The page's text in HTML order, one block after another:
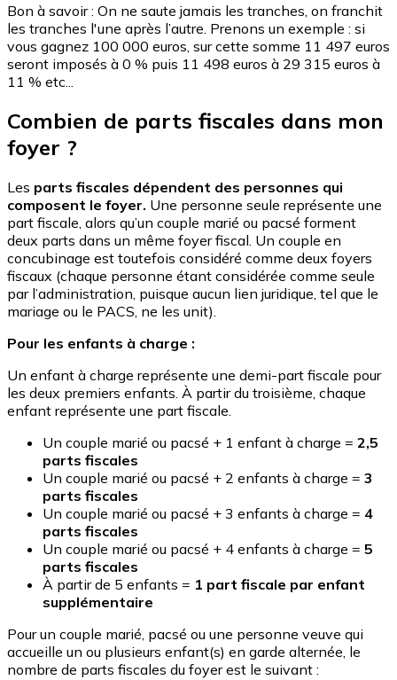
Bon à savoir : On ne saute jamais les tranches, on franchit
les tranches l'une après l’autre. Prenons un exemple : si
vous gagnez 100 000 euros, sur cette somme 11 497 euros
seront imposés à 0 % puis 11 498 euros à 29 315 euros à
11 % etc...
Combien de parts fiscales dans mon
foyer ?
Les parts fiscales dépendent des personnes qui
composent le foyer. Une personne seule représente une
part fiscale, alors qu’un couple marié ou pacsé forment
deux parts dans un même foyer fiscal. Un couple en
concubinage est toutefois considéré comme deux foyers
fiscaux (chaque personne étant considérée comme seule
par l’administration, puisque aucun lien juridique, tel que le
mariage ou le PACS, ne les unit).
Pour les enfants à charge :
Un enfant à charge représente une demi-part fiscale pour
les deux premiers enfants. À partir du troisième, chaque
enfant représente une part fiscale.
Un couple marié ou pacsé + 1 enfant à charge = 2,5
parts fiscales
Un couple marié ou pacsé + 2 enfants à charge = 3
parts fiscales
Un couple marié ou pacsé + 3 enfants à charge = 4
parts fiscales
Un couple marié ou pacsé + 4 enfants à charge = 5
parts fiscales
À partir de 5 enfants = 1 part fiscale par enfant
supplémentaire
Pour un couple marié, pacsé ou une personne veuve qui
accueille un ou plusieurs enfant(s) en garde alternée, le
nombre de parts fiscales du foyer est le suivant :